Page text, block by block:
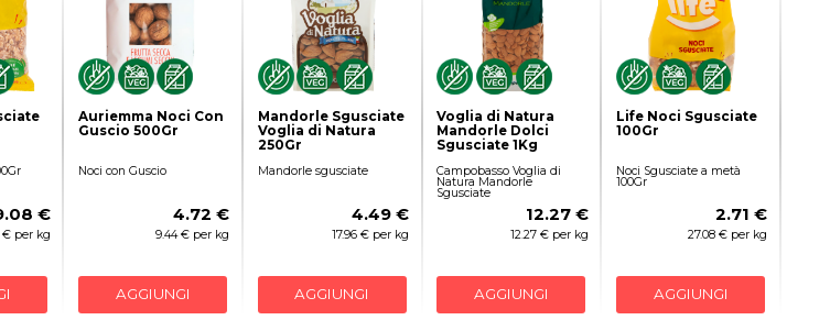
€
€ per kg
Auriemma Noci Con
Guscio 500Gr
Noci con Guscio
4.72 €
9.44 € per kg
AGGIUNGI
Mandorle Sgusciate
Voglia di Natura
250Gr
Mandorle sgusciate
4.49 €
17.96 € per kg
AGGIUNGI
Voglia di Natura
Mandorle Dolci
Sgusciate 1Kg
Campobasso Voglia di
Natura Mandorle
Sgusciate
12.27 €
12.27 € per kg
AGGIUNGI
Life Noci Sgusciate
100Gr
Noci Sgusciate a metà
100Gr
2.71 €
27.08 € per kg
AGGIUNGI